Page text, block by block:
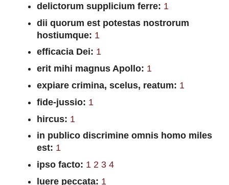
delictorum supplicium ferre: 1
dii quorum est potestas nostrorum
hostiumque: 1
efficacia Dei: 1
erit mihi magnus Apollo: 1
expiare crimina, scelus, reatum: 1
fide-jussio: 1
hircus: 1
in publico discrimine omnis homo miles
est: 1
ipso facto: 1 2 3 4
luere peccata: 1